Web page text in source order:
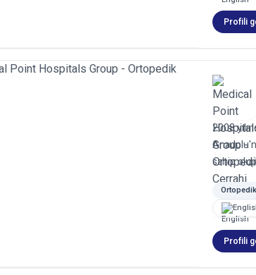
Profili
2008
sahip
Profili